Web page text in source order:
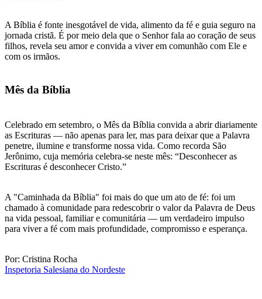
A Bíblia é fonte inesgotável de vida, alimento da fé e guia seguro na
jornada cristã. É por meio dela que o Senhor fala ao coração de seus
filhos, revela seu amor e convida a viver em comunhão com Ele e
com os irmãos.
Mês da Bíblia
Celebrado em setembro, o Mês da Bíblia convida a abrir diariamente
as Escrituras — não apenas para ler, mas para deixar que a Palavra
penetre, ilumine e transforme nossa vida. Como recorda São
Jerônimo, cuja memória celebra-se neste mês: “Desconhecer as
Escrituras é desconhecer Cristo.”
A "Caminhada da Bíblia" foi mais do que um ato de fé: foi um
chamado à comunidade para redescobrir o valor da Palavra de Deus
na vida pessoal, familiar e comunitária — um verdadeiro impulso
para viver a fé com mais profundidade, compromisso e esperança.
Por: Cristina Rocha
Inspetoria Salesiana do Nordeste